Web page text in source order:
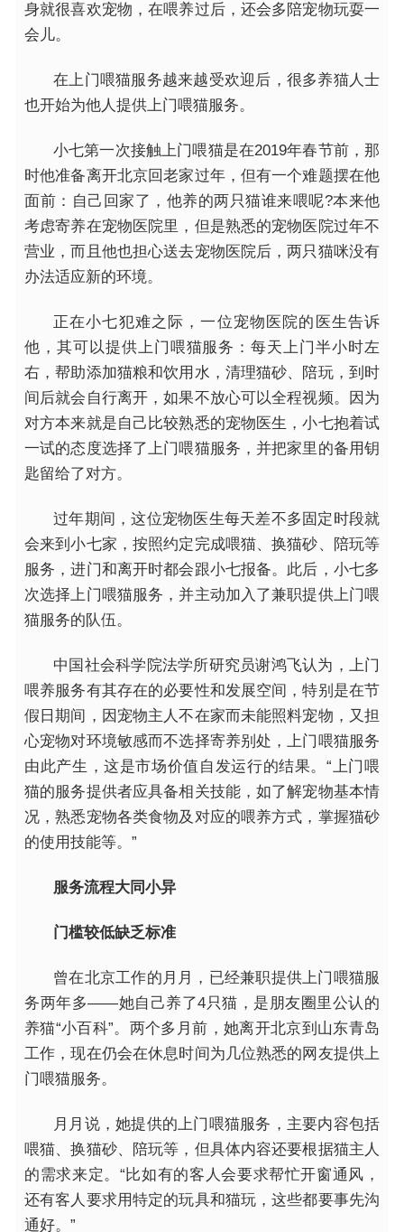
身就很喜欢宠物，在喂养过后，还会多陪宠物玩耍一
会儿。
在上门喂猫服务越来越受欢迎后，很多养猫人士
也开始为他人提供上门喂猫服务。
小七第一次接触上门喂猫是在2019年春节前，那
时他准备离开北京回老家过年，但有一个难题摆在他
面前：自己回家了，他养的两只猫谁来喂呢?本来他
考虑寄养在宠物医院里，但是熟悉的宠物医院过年不
营业，而且他也担心送去宠物医院后，两只猫咪没有
办法适应新的环境。
正在小七犯难之际，一位宠物医院的医生告诉
他，其可以提供上门喂猫服务：每天上门半小时左
右，帮助添加猫粮和饮用水，清理猫砂、陪玩，到时
间后就会自行离开，如果不放心可以全程视频。因为
对方本来就是自己比较熟悉的宠物医生，小七抱着试
一试的态度选择了上门喂猫服务，并把家里的备用钥
匙留给了对方。
过年期间，这位宠物医生每天差不多固定时段就
会来到小七家，按照约定完成喂猫、换猫砂、陪玩等
服务，进门和离开时都会跟小七报备。此后，小七多
次选择上门喂猫服务，并主动加入了兼职提供上门喂
猫服务的队伍。
中国社会科学院法学所研究员谢鸿飞认为，上门
喂养服务有其存在的必要性和发展空间，特别是在节
假日期间，因宠物主人不在家而未能照料宠物，又担
心宠物对环境敏感而不选择寄养别处，上门喂猫服务
由此产生，这是市场价值自发运行的结果。“上门喂
猫的服务提供者应具备相关技能，如了解宠物基本情
况，熟悉宠物各类食物及对应的喂养方式，掌握猫砂
的使用技能等。”
服务流程大同小异
门槛较低缺乏标准
曾在北京工作的月月，已经兼职提供上门喂猫服
务两年多——她自己养了4只猫，是 朋友圈 里公认的
养猫“小百科”。两个多月前，她离开北京到山东青岛
工作，现在仍会在休息时间为几位熟悉的网友提供上
门喂猫服务。
月月说，她提供的上门喂猫服务，主要内容包括
喂猫、换猫砂、陪玩等，但具体内容还要根据猫主人
的需求来定。“比如有的客人会要求帮忙开窗通风，
还有客人要求用特定的玩具和猫玩，这些都要事先沟
通好。”